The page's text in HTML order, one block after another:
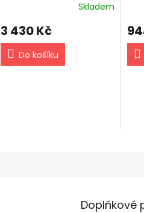
Skladem
3 430 Kč
Do košíku
Doplňkové